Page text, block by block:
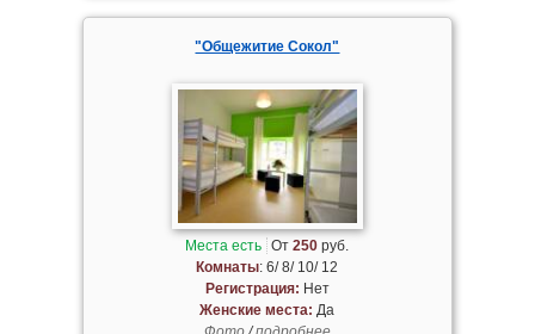
"Общежитие Сокол"
Места есть От250 руб.
Комнаты: 6/ 8/ 10/ 12
Регистрация: Нет
Женские места: Да